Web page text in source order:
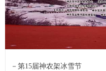
－第15届神农架冰雪节